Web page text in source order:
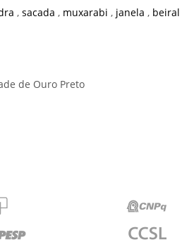
,sacada, muxarabi, janela,
de Ouro Preto